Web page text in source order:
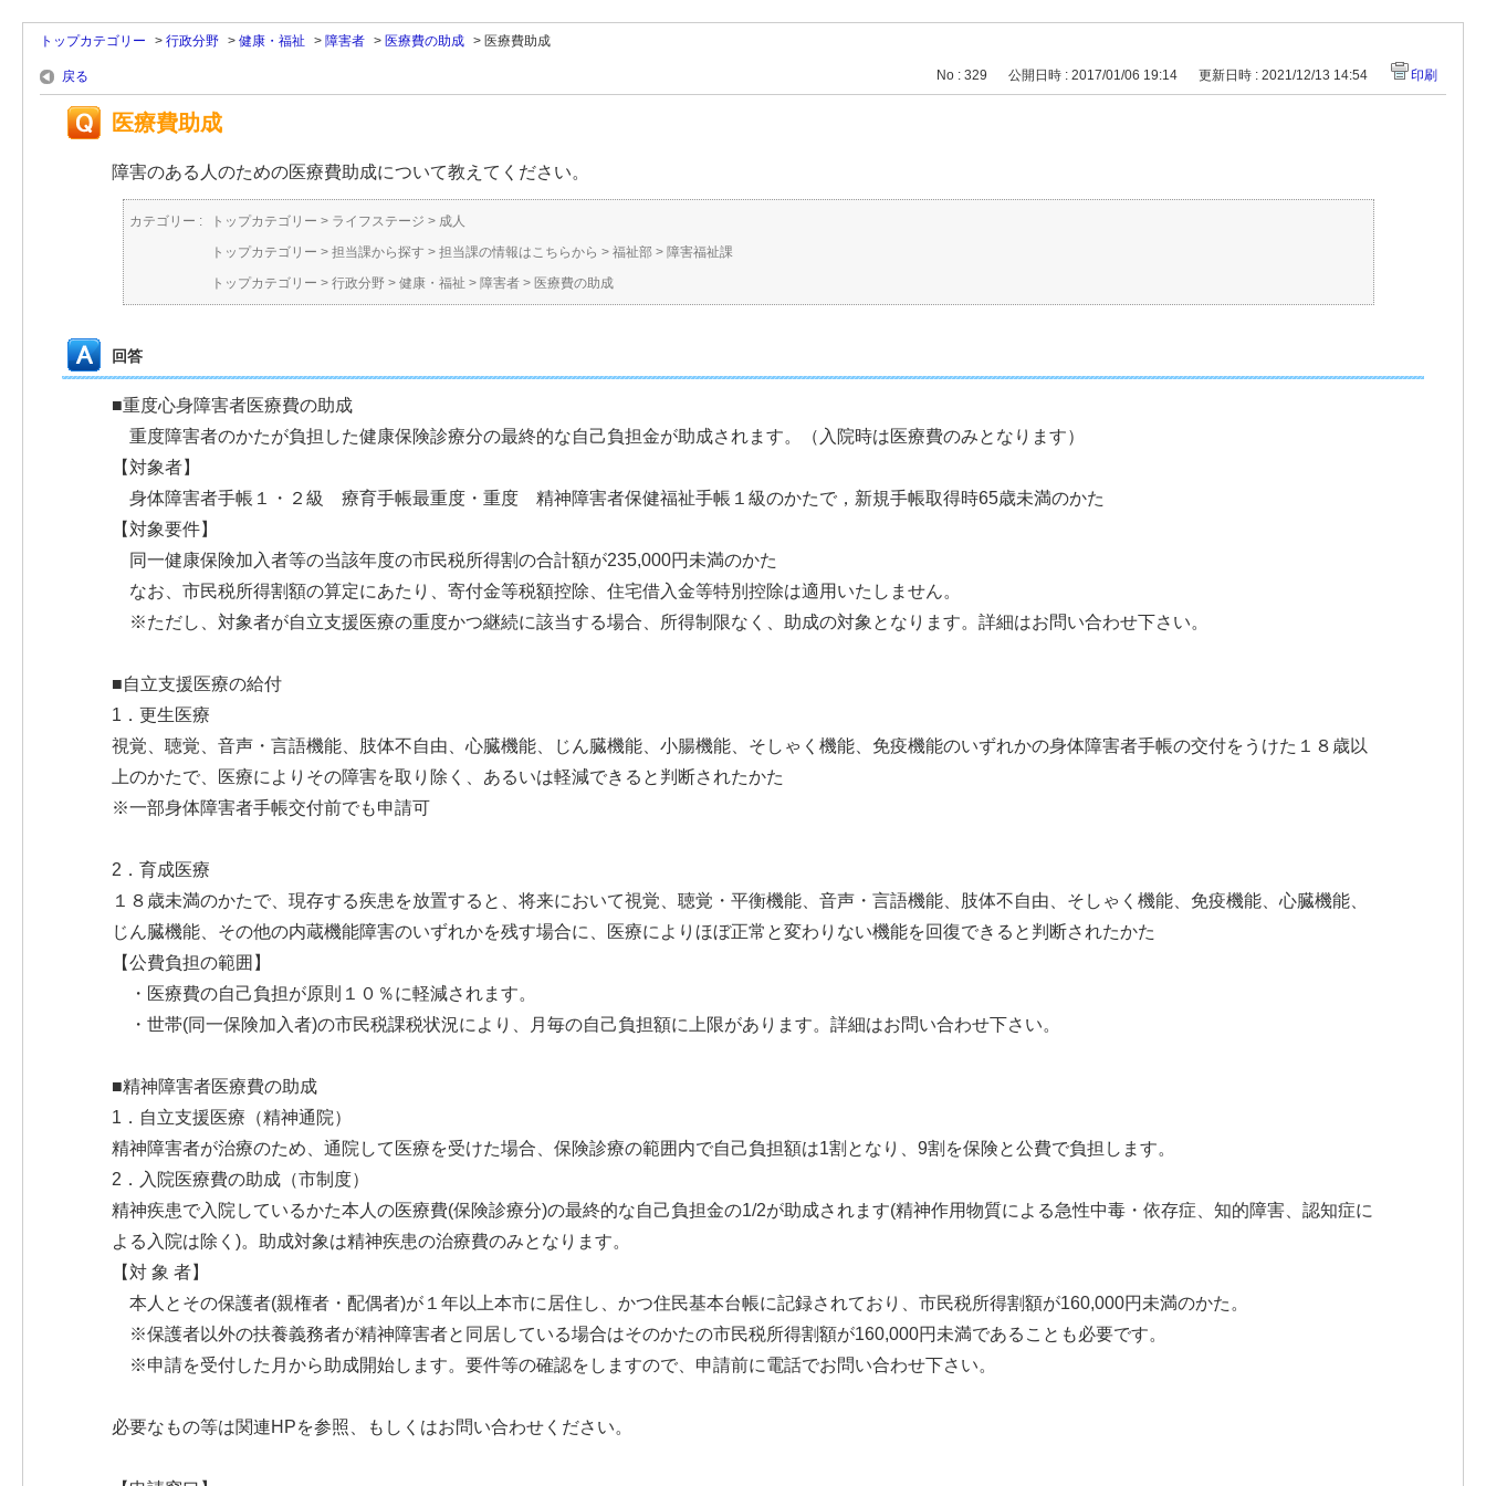
トップカテゴリー > 行政分野 > 健康・福祉 > 障害者 > 医療費の助成 > 医療費助成
戻る No : 329 公開日時 : 2017/01/06 19:14 更新日時 : 2021/12/13 14:54 印刷
医療費助成
障害のある人のための医療費助成について教えてください。
カテゴリー : トップカテゴリー > ライフステージ > 成人
トップカテゴリー > 担当課から探す > 担当課の情報はこちらから > 福祉部 > 障害福祉課
トップカテゴリー > 行政分野 > 健康・福祉 > 障害者 > 医療費の助成
回答
■重度心身障害者医療費の助成
重度障害者のかたが負担した健康保険診療分の最終的な自己負担金が助成されます。（入院時は医療費のみとなります）
【対象者】
身体障害者手帳１・２級 療育手帳最重度・重度 精神障害者保健福祉手帳１級のかたで，新規手帳取得時65歳未満のかた
【対象要件】
同一健康保険加入者等の当該年度の市民税所得割の合計額が235,000円未満のかた
なお、市民税所得割額の算定にあたり、寄付金等税額控除、住宅借入金等特別控除は適用いたしません。
※ただし、対象者が自立支援医療の重度かつ継続に該当する場合、所得制限なく、助成の対象となります。詳細はお問い合わせ下さい。
■自立支援医療の給付
1．更生医療
視覚、聴覚、音声・言語機能、肢体不自由、心臓機能、じん臓機能、小腸機能、そしゃく機能、免疫機能のいずれかの身体障害者手帳の交付をうけた１８歳以
上のかたで、医療によりその障害を取り除く、あるいは軽減できると判断されたかた
※一部身体障害者手帳交付前でも申請可
2．育成医療
１８歳未満のかたで、現存する疾患を放置すると、将来において視覚、聴覚・平衡機能、音声・言語機能、肢体不自由、そしゃく機能、免疫機能、心臓機能、
じん臓機能、その他の内蔵機能障害のいずれかを残す場合に、医療によりほぼ正常と変わりない機能を回復できると判断されたかた
【公費負担の範囲】
・医療費の自己負担が原則１０％に軽減されます。
・世帯(同一保険加入者)の市民税課税状況により、月毎の自己負担額に上限があります。詳細はお問い合わせ下さい。
■精神障害者医療費の助成
1．自立支援医療（精神通院）
精神障害者が治療のため、通院して医療を受けた場合、保険診療の範囲内で自己負担額は1割となり、9割を保険と公費で負担します。
2．入院医療費の助成（市制度）
精神疾患で入院しているかた本人の医療費(保険診療分)の最終的な自己負担金の1/2が助成されます(精神作用物質による急性中毒・依存症、知的障害、認知症に
よる入院は除く)。助成対象は精神疾患の治療費のみとなります。
【対 象 者】
本人とその保護者(親権者・配偶者)が１年以上本市に居住し、かつ住民基本台帳に記録されており、市民税所得割額が160,000円未満のかた。
※保護者以外の扶養義務者が精神障害者と同居している場合はそのかたの市民税所得割額が160,000円未満であることも必要です。
※申請を受付した月から助成開始します。要件等の確認をしますので、申請前に電話でお問い合わせ下さい。
必要なもの等は関連HPを参照、もしくはお問い合わせください。